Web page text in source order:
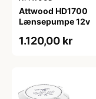
Attwood HD1700
Lænsepumpe 12v
1.120,00 kr